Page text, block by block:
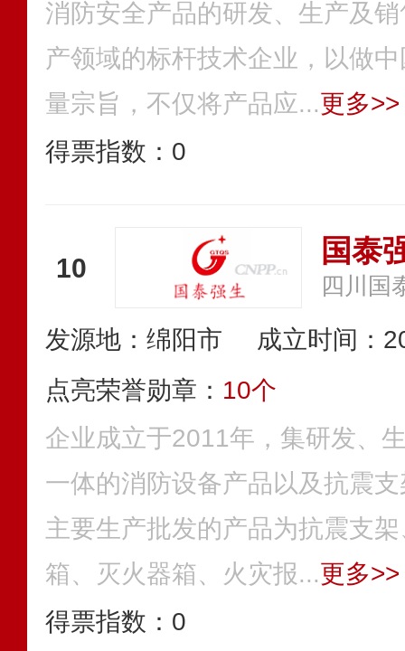
消防安全产品的研发、生产及
产领域的标杆技术企业，以做
量宗旨，不仅将产品应...更多>>
得票指数： 0
10 国泰
发源地：绵阳市
成立时间：
点亮荣誉勋章： 10个
企业成立于2011年，集研发、
一体的消防设备产品以及抗震
主要生产批发的产品为抗震支
箱、灭火器箱、火灾报...更多>>
得票指数： 0